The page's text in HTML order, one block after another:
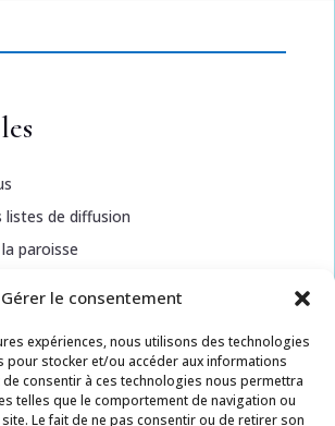
Gérer le consentement
expériences, nous utilisons des technologies
pour stocker et/ou accéder aux informations
consentir à ces technologies nous permettra
telles que le comportement de navigation ou
Le fait de ne pas consentir ou de retirer son
listes de diffusion
paroisse